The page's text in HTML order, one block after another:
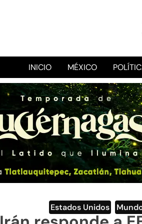
INICIO MÉXICO
Estados Unidos